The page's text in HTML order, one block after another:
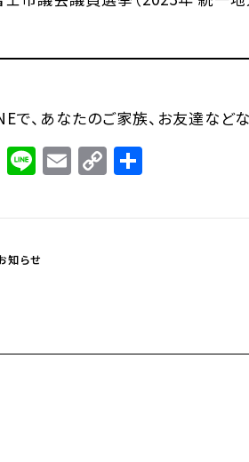
で、あなたのご家族、お友達など
X LineEmail
Copy
知らせ